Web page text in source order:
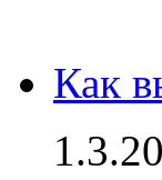
Как